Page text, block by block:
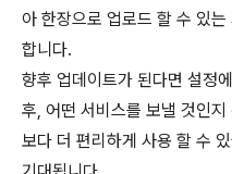
아 한장으로 업로드 할 수 있
합니다.
향후 업데이트가 된다면 설정
후, 어떤 서비스를 보낼 것인
보다 더 편리하게 사용 할 수